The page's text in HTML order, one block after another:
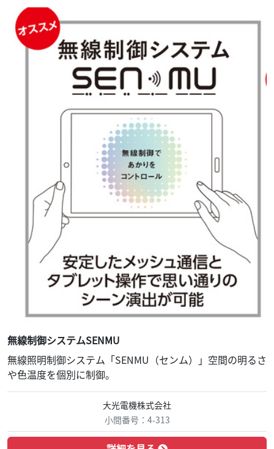
無線制御システムSENMU
無線照明制御システム「SENMU（センム）」空間の明るさ
や色温度を個別に制御。
大光電機株式会社
小間番号：4-313